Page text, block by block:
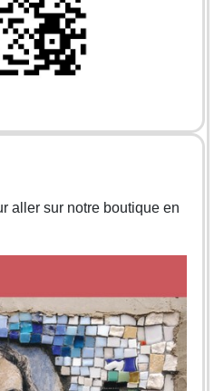
aller sur notre boutique en